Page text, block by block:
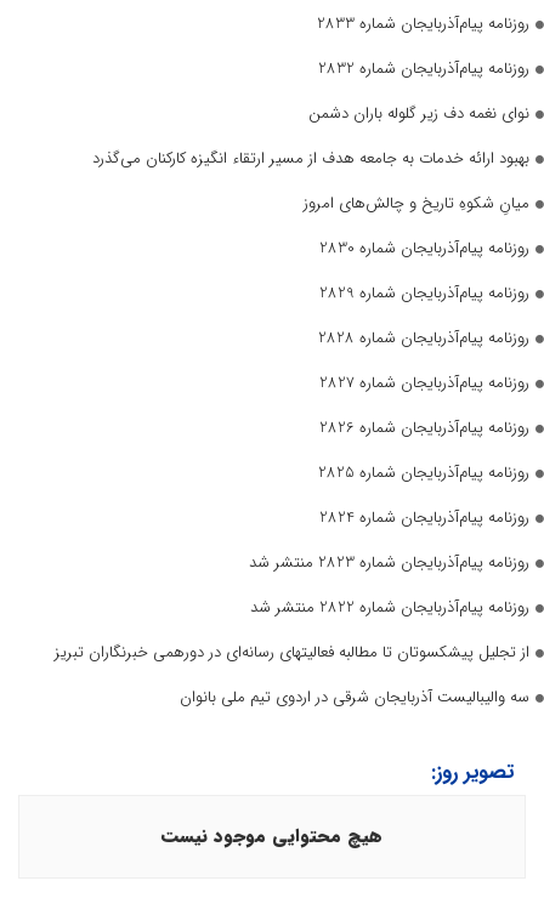
روزنامه پیام‌آذربایجان شماره 2833
روزنامه پیام‌آذربایجان شماره 2832
نوای نغمه دف زیر گلوله باران دشمن
بهبود ارائه خدمات به جامعه هدف از مسیر ارتقاء انگیزه کارکنان می‌گذرد
میانِ شکوهِ تاریخ و چالش‌های امروز
روزنامه پیام‌آذربایجان شماره 2830
روزنامه پیام‌آذربایجان شماره 2829
روزنامه پیام‌آذربایجان شماره 2828
روزنامه پیام‌آذربایجان شماره 2827
روزنامه پیام‌آذربایجان شماره 2826
روزنامه پیام‌آذربایجان شماره 2825
روزنامه پیام‌آذربایجان شماره 2824
روزنامه پیام‌آذربایجان شماره 2823 منتشر شد
روزنامه پیام‌آذربایجان شماره 2822 منتشر شد
از تجلیل پیشکسوتان تا مطالبه فعالیتهای رسانه‌ای در دورهمی خبرنگاران تبریز
سه والیبالیست آذربایجان‌ شرقی در اردوی تیم ملی بانوان
تصویر روز:
هیچ محتوایی موجود نیست